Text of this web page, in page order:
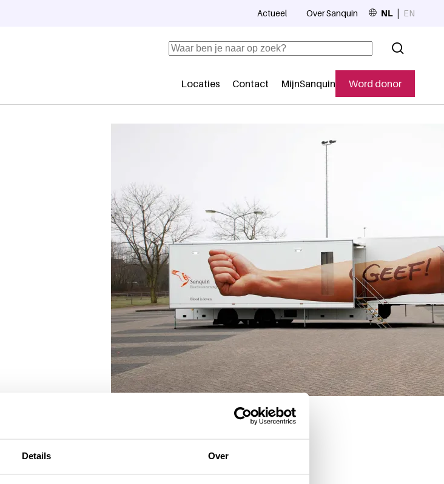
Details Over
Secundaire navigatie
Locaties Contact MijnSanquin Word donor
Actueel Over Sanquin NL EN
Zoeken